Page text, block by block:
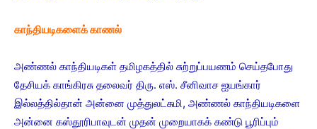
காந்தியடிகளைக் காணல்
அண்ணல் காந்தியடிகள் தமிழகத்தில் சுற்றுப்பயணம் செய்தபோது
தேசியக் காங்கிரசு தலைவர் திரு. எஸ். சீனிவாச ஐயங்கார்
இல்லத்தில்தான் அன்னை முத்துலட்சுமி, அண்ணல் காந்தியடிகளை
அன்னை கஸ்தூரிபாவுடன் முதன் முறையாகக் கண்டு பூரிப்பும்